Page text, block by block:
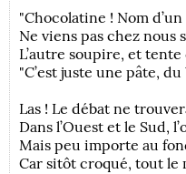
"Chocolatine ! Nom
Ne viens pas chez nous
L’autre soupire, et tente
"C’est juste une pâte,
Las ! Le débat ne
Dans l’Ouest et le Sud,
Mais peu importe au
Car sitôt croqué, tout le